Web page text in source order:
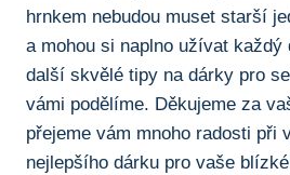
hrnkem nebudou muset starší
a mohou ⁤si​ naplno ⁢užívat každý
další skvělé tipy⁣ na dárky pro
⁤vámi‌ podělíme. Děkujeme za‍
přejeme vám mnoho radosti ⁣při‍
⁢nejlepšího dárku pro vaše